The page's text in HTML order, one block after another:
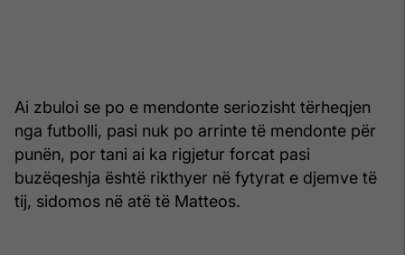
Ai zbuloi se po e mendonte seriozisht tërheqjen
nga futbolli, pasi nuk po arrinte të mendonte për
punën, por tani ai ka rigjetur forcat pasi
buzëqeshja është rikthyer në fytyrat e djemve të
tij, sidomos në atë të Matteos.